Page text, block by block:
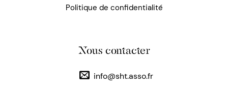
Politique de confidentialité
Nous contacter
info@sht.asso.fr